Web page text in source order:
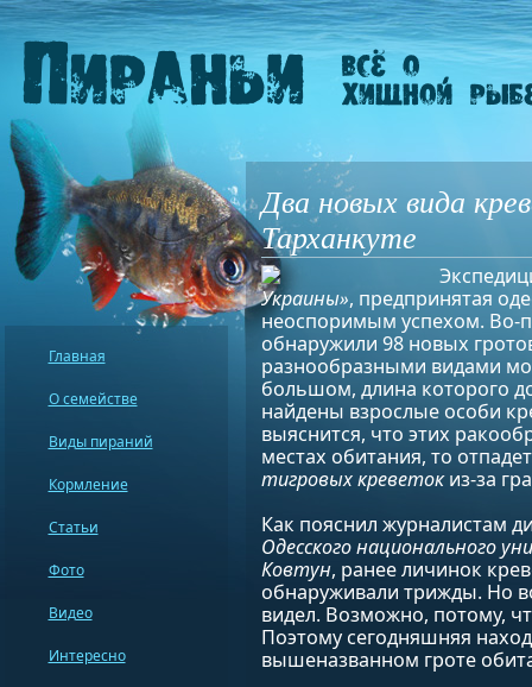
Два новых вида
Тарханкуте
Украины», предпринятая
неоспоримым успехом. Во-
обнаружили 98 новых
разнообразными видами
большом, длина которого
найдены взрослые особи
выяснится, что этих
местах обитания, то
тигровых креветокиз-за
Как пояснил журналистам
Одесского национального
Ковтун, ранее личинок
обнаруживали трижды. Но
видел. Возможно, потому,
Поэтому сегодняшняя
вышеназванном гроте
Главная
О семействе
Виды пираний
Кормление
Статьи
Фото
Видео
Интересно